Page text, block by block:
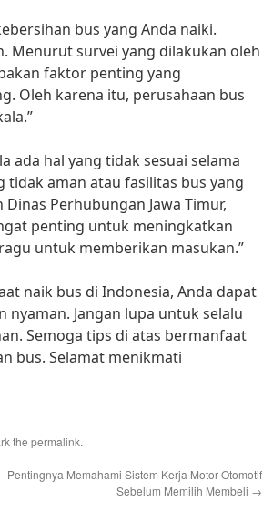
bus yang Anda naiki.
Menurut survei yang dilakukan oleh
faktor penting yang
Oleh karena itu, perusahaan bus
ada hal yang tidak sesuai selama
tidak aman atau fasilitas bus yang
Perhubungan Jawa Timur,
penting untuk meningkatkan
untuk memberikan masukan.”
naik bus di Indonesia, Anda dapat
Jangan lupa untuk selalu
Semoga tips di atas bermanfaat
bus. Selamat menikmati
the permalink.
Pentingnya Memahami Sistem Kerja Motor Otomotif
Sebelum Memilih Membeli →